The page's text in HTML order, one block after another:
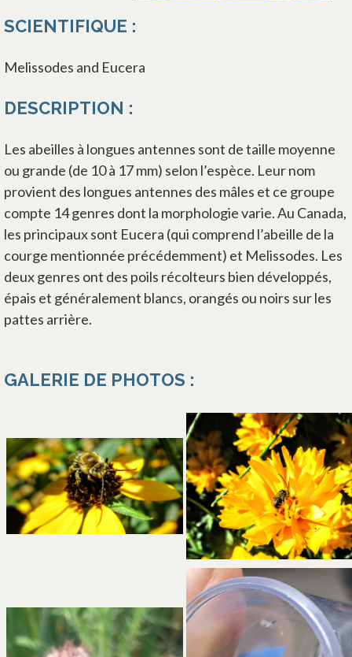
SCIENTIFIQUE :
Melissodes and Eucera
DESCRIPTION :
Les abeilles à longues antennes sont de taille moyenne
ou grande (de 10 à 17 mm) selon l’espèce. Leur nom
provient des longues antennes des mâles et ce groupe
compte 14 genres dont la morphologie varie. Au Canada,
les principaux sont Eucera (qui comprend l’abeille de la
courge mentionnée précédemment) et Melissodes. Les
deux genres ont des poils récolteurs bien développés,
épais et généralement blancs, orangés ou noirs sur les
pattes arrière.
GALERIE DE PHOTOS :
s’ouvre dans un nouvel
s’ouvre dans un nouvel